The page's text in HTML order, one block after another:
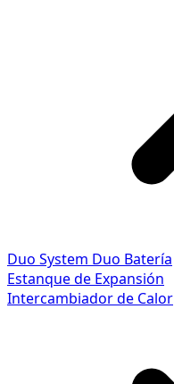
Duo System Duo Batería
Estanque de Expansión
Intercambiador de Calor